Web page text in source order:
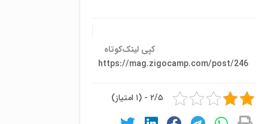
کپی لینک‌کوتاه
https://mag.zigocamp.com/post/246
۲/۵ - (۱ امتیاز)